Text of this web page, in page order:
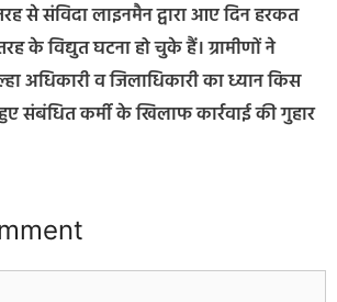
से संविदा लाइनमैन द्वारा आए दिन हरकत
के विद्युत घटना हो चुके हैं। ग्रामीणों ने
अधिकारी व जिलाधिकारी का ध्यान किस
संबंधित कर्मी के खिलाफ कार्रवाई की गुहार